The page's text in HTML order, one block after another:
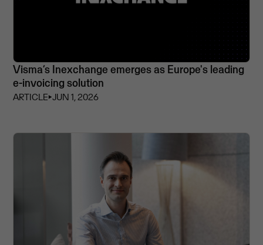
Visma’s Inexchange emerges as Europe's leading
e-invoicing solution
ARTICLE⏵JUN 1, 2026